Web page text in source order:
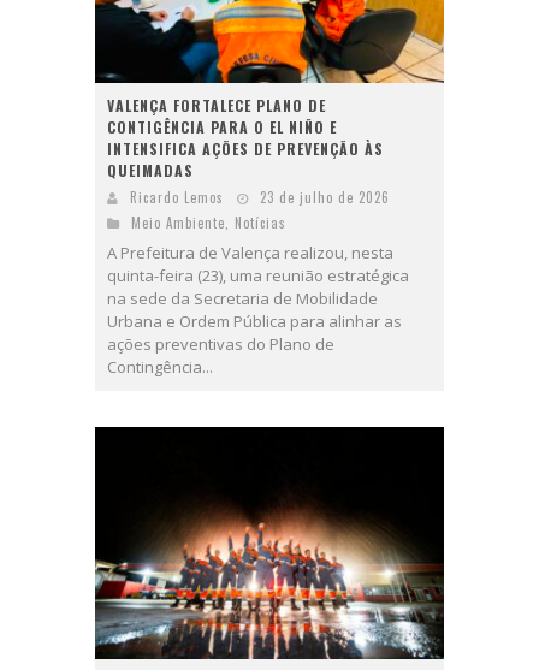
VALENÇA FORTALECE PLANO DE
CONTIGÊNCIA PARA O EL NIÑO E
INTENSIFICA AÇÕES DE PREVENÇÃO ÀS
QUEIMADAS
Ricardo Lemos
23 de julho de 2026
Meio Ambiente
Notícias
A Prefeitura de Valença realizou, nesta
quinta-feira (23), uma reunião estratégica
na sede da Secretaria de Mobilidade
Urbana e Ordem Pública para alinhar as
ações preventivas do Plano de
Contingência...